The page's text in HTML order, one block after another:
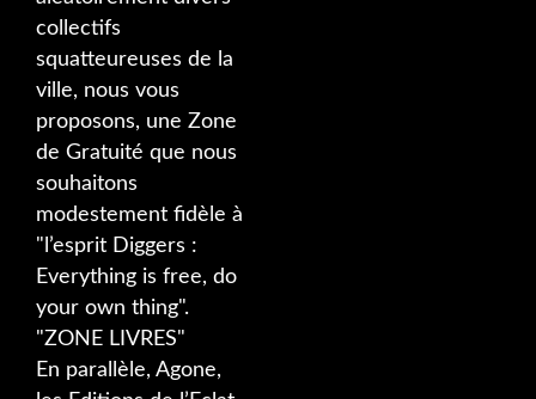
collectifs
squatteureuses de la
ville, nous vous
proposons, une Zone
de Gratuité que nous
souhaitons
modestement fidèle à
"l’esprit Diggers :
Everything is free, do
your own thing".
"ZONE LIVRES"
En parallèle, Agone,